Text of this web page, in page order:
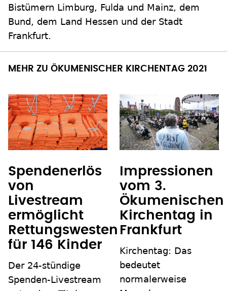
Bistümern Limburg, Fulda und Mainz, dem
Bund, dem Land Hessen und der Stadt
Frankfurt.
MEHR ZU ÖKUMENISCHER KIRCHENTAG 2021
Spendenerlös
von
Livestream
ermöglicht
Rettungswesten
für 146 Kinder
Der 24-stündige
Spenden-Livestream
Impressionen
vom 3.
Ökumenischen
Kirchentag in
Frankfurt
Kirchentag: Das
bedeutet
normalerweise